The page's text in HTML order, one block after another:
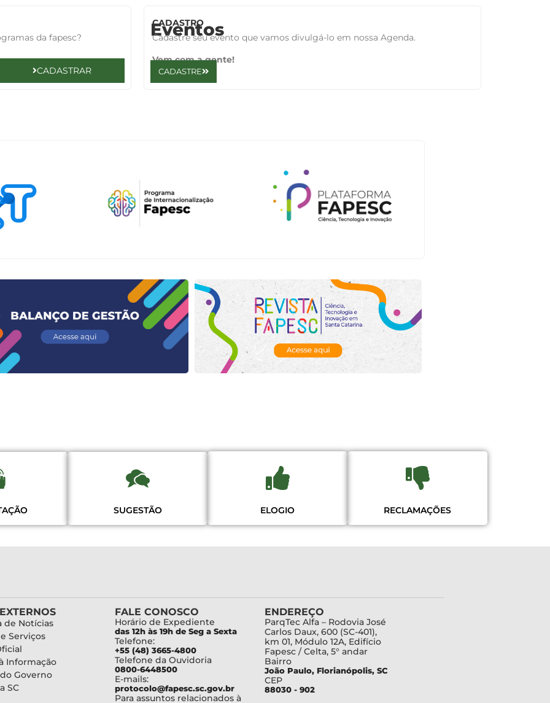
da fapesc?
CADASTRAR
CADASTRO
Eventos
Cadastre seu evento que vamos divulgá-lo em nossa Agenda.
Vem com a gente!
CADASTRE
SUGESTÃO ELOGIO RECLAMAÇÕES
de Notícias
Serviços
Informação
Governo
SC
FALE CONOSCO
Horário de Expediente
das 12h às 19h de Seg a Sexta
Telefone:
+55 (48) 3665-4800
Telefone da Ouvidoria
0800-6448500
E-mails:
protocolo@fapesc.sc.gov.br
Para assuntos relacionados à
ENDEREÇO
ParqTec Alfa – Rodovia José
Carlos Daux, 600 (SC-401),
km 01, Módulo 12A, Edifício
Fapesc / Celta, 5° andar
Bairro
João Paulo, Florianópolis, SC
CEP
88030 - 902